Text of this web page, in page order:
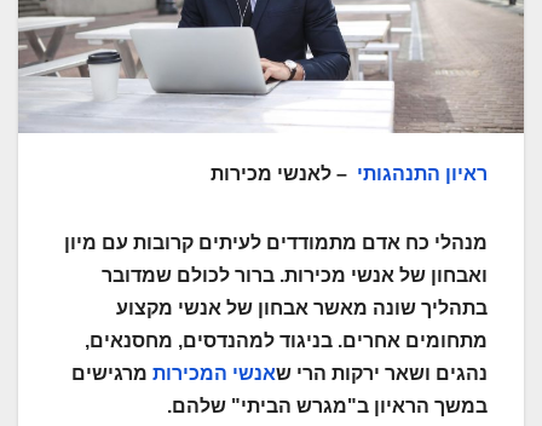
ראיון התנהגותי – לאנשי מכירות
מנהלי כח אדם מתמודדים לעיתים קרובות עם מיון
ואבחון של אנשי מכירות. ברור לכולם שמדובר
בתהליך שונה מאשר אבחון של אנשי מקצוע
מתחומים אחרים. בניגוד למהנדסים, מחסנאים,
נהגים ושאר ירקות הרי שאנשי המכירות מרגישים
במשך הראיון ב"מגרש הביתי" שלהם.